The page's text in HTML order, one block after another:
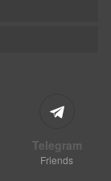
Telegram
Friends